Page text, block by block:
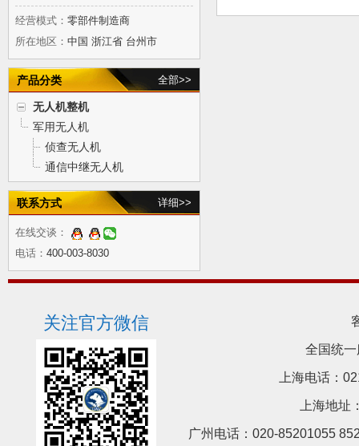
经营模式： 零部件制造商
所在地区： 中国 浙江省 台州市
产品分类 全部>>
无人机整机
军用无人机
侦查无人机
通信中继无人机
联系方式 详细>>
在线交谈：
电话： 400-003-8030
全国统
上海电话：
上海地
广州电话：020-85201055
关注官方微信